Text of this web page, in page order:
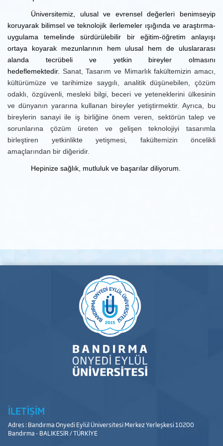
Üniversitemiz, ulusal ve evrensel değerleri benimseyip
koruyarak bilimsel ve teknolojik ilerlemeler ışığında ve araştırma-
uygulama temelinde sürdürülebilir bir eğitim-öğretim anlayışı
ortaya koyarak mezunlarının hem ulusal hem de uluslararası
alanda tecrübeli ve yetkin bireyler olmasını
hedeflemektedir. Sanat, Tasarım ve Mimarlık fakültemizin amacı,
kültürümüze ve tarihimize saygılı, analitik düşünebilen, çözüm
odaklı, özgüvenli, mesleki bilgi, beceri ve yeteneklerini ülkesinin
ve dünyanın yararına kullanan bireyler yetiştirmektir. Ayrıca, bu
bireylerin sanayi ile iş birliğine önem veren, sektörün talep ve
sorunlarına çözüm üreten ve gelişen teknolojiyi tasarımla
birleştiren yetkinlikte yetişmesi, fakültemizin öncelikli
amaçlarından bir diğeridir.
Hepinize sağlık, mutluluk ve başarılar diliyorum.
İLETİŞİM
Adres : Bandırma Onyedi Eylül Üniversitesi Merkez Yerleşkesi 10200
Bandırma - BALIKESİR / TÜRKİYE